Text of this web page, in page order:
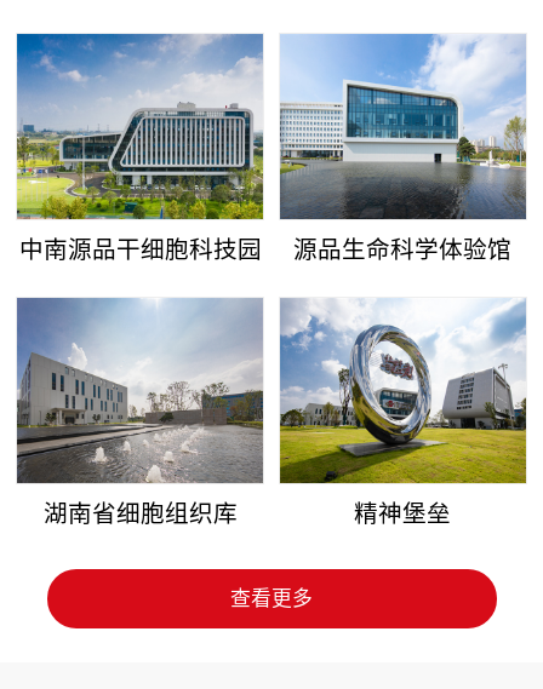
中南源品干细胞科技园 源品生命科学体验馆
湖南省细胞组织库 精神堡垒
查看更多